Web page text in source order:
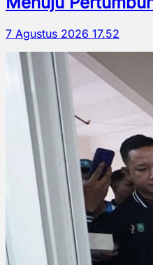
7 Agustus 2026 17.52